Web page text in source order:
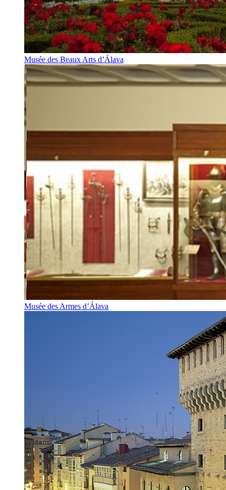
Musée des Beaux Arts d’Álava
Musée des Armes d’Álava